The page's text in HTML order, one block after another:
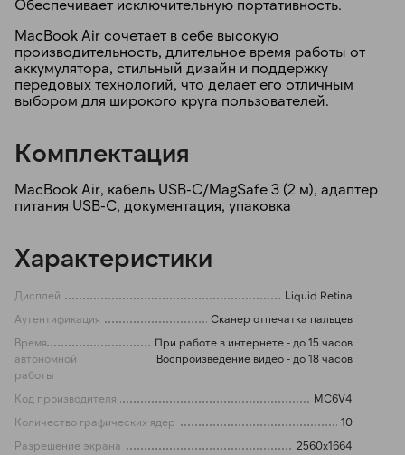
Обеспечивает исключительную портативность.
MacBook Air сочетает в себе высокую
производительность, длительное время работы от
аккумулятора, стильный дизайн и поддержку
передовых технологий, что делает его отличным
выбором для широкого круга пользователей.
Комплектация
MacBook Air, кабель USB-C/MagSafe 3 (2 м), адаптер
питания USB-C, документация, упаковка
Характеристики
Дисплей
Liquid Retina
Аутентификация
Сканер отпечатка пальцев
Время
автономной
работы
При работе в интернете - до 15 часов
Воспроизведение видео - до 18 часов
Код производителя
MC6V4
Количество графических ядер
10
Разрешение экрана
2560x1664